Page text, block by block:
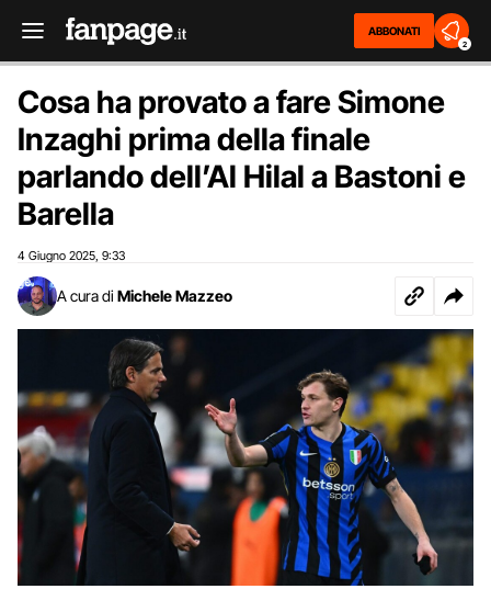
ABBONATI
2
Cosa ha provato a fare Simone
Inzaghi prima della finale
parlando dell’Al Hilal a Bastoni e
Barella
4 Giugno 2025 9:33
A cura di Michele Mazzeo